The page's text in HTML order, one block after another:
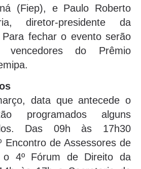
(Fiep), e Paulo Roberto
diretor-presidente da
fechar o evento serão
vencedores do Prêmio
data que antecede o
programados alguns
Das 09h às 17h30
Encontro de Assessores de
o 4º Fórum de Direito da